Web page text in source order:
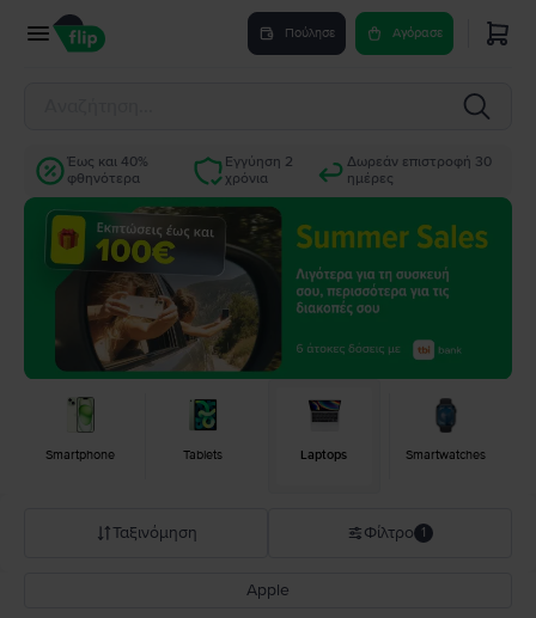
Πούλησε Αγόρασε
Έως και 40%
φθηνότερα
Εγγύηση 2
χρόνια
Δωρεάν επιστροφή 30
ημέρες
Smartphone Tablets Laptops Smartwatches
Ταξινόμηση Φίλτρο 1
Apple